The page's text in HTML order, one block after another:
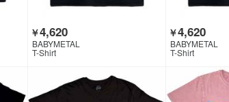
￥4,620
BABYMETAL
T-Shirt
￥4,620
BABYMETAL
T-Shirt